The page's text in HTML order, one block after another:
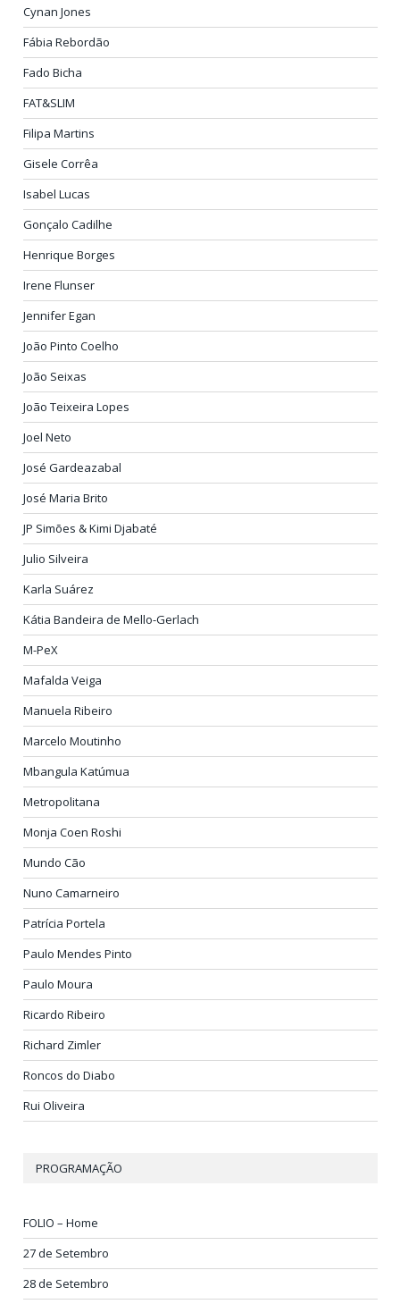
Cynan Jones
Fábia Rebordão
Fado Bicha
FAT&SLIM
Filipa Martins
Gisele Corrêa
Isabel Lucas
Gonçalo Cadilhe
Henrique Borges
Irene Flunser
Jennifer Egan
João Pinto Coelho
João Seixas
João Teixeira Lopes
Joel Neto
José Gardeazabal
José Maria Brito
JP Simões & Kimi Djabaté
Julio Silveira
Karla Suárez
Kátia Bandeira de Mello-Gerlach
M-PeX
Mafalda Veiga
Manuela Ribeiro
Marcelo Moutinho
Mbangula Katúmua
Metropolitana
Monja Coen Roshi
Mundo Cão
Nuno Camarneiro
Patrícia Portela
Paulo Mendes Pinto
Paulo Moura
Ricardo Ribeiro
Richard Zimler
Roncos do Diabo
Rui Oliveira
PROGRAMAÇÃO
FOLIO – Home
27 de Setembro
28 de Setembro